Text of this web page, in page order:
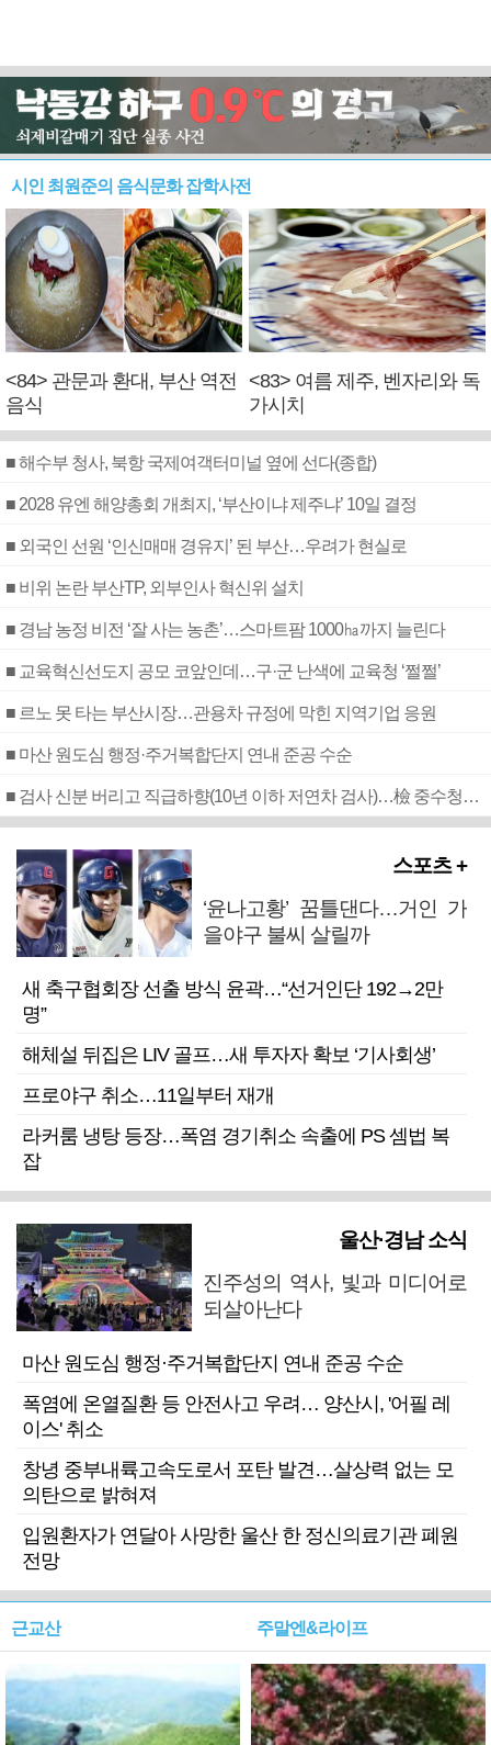
시인 최원준의 음식문화 잡학사전
<84> 관문과 환대, 부산 역전
음식
<83> 여름 제주, 벤자리와 독
가시치
■ 해수부 청사, 북항 국제여객터미널 옆에 선다(종합)
■ 2028 유엔 해양총회 개최지, ‘부산이냐 제주냐’ 10일 결정
■ 외국인 선원 ‘인신매매 경유지’ 된 부산…우려가 현실로
■ 비위 논란 부산TP, 외부인사 혁신위 설치
■ 경남 농정 비전 ‘잘 사는 농촌’…스마트팜 1000㏊까지 늘린다
■ 교육혁신선도지 공모 코앞인데…구·군 난색에 교육청 ‘쩔쩔’
■ 르노 못 타는 부산시장…관용차 규정에 막힌 지역기업 응원
■ 마산 원도심 행정·주거복합단지 연내 준공 수순
■ 검사 신분 버리고 직급하향(10년 이하 저연차 검사)…檢 중수청행 기피
스포츠 +
‘윤나고황’ 꿈틀댄다…거인 가
을야구 불씨 살릴까
새 축구협회장 선출 방식 윤곽…“선거인단 192→2만
명”
해체설 뒤집은 LIV 골프…새 투자자 확보 ‘기사회생’
프로야구 취소…11일부터 재개
라커룸 냉탕 등장…폭염 경기취소 속출에 PS 셈법 복
잡
울산·경남 소식
진주성의 역사, 빛과 미디어로
되살아난다
마산 원도심 행정·주거복합단지 연내 준공 수순
폭염에 온열질환 등 안전사고 우려… 양산시, '어필 레
이스' 취소
창녕 중부내륙고속도로서 포탄 발견…살상력 없는 모
의탄으로 밝혀져
입원환자가 연달아 사망한 울산 한 정신의료기관 폐원
전망
근교산 주말엔&라이프